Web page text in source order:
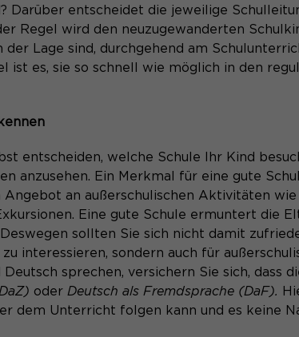
Darüber entscheidet die jeweilige
Regel wird den neuzugewanderten
Lage sind, durchgehend am
ist es, sie so schnell wie möglich in den
entscheiden, welche Schule Ihr Kind
anzusehen. Ein Merkmal für eine gute
Angebot an außerschulischen Aktivitäten
Eine gute Schule ermuntert die
sollten Sie sich nicht damit
interessieren, sondern auch für
sprechen, versichern Sie sich, dass
oder Deutsch als Fremdsprache (DaF).
dem Unterricht folgen kann und es keine
Matomo
30 Minuten